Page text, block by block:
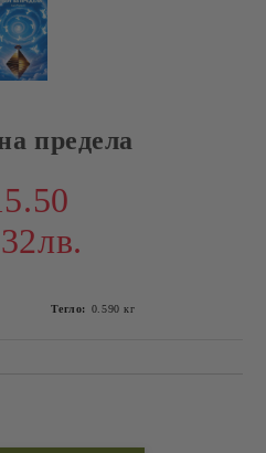
предела
Тегло: 0.590 кг